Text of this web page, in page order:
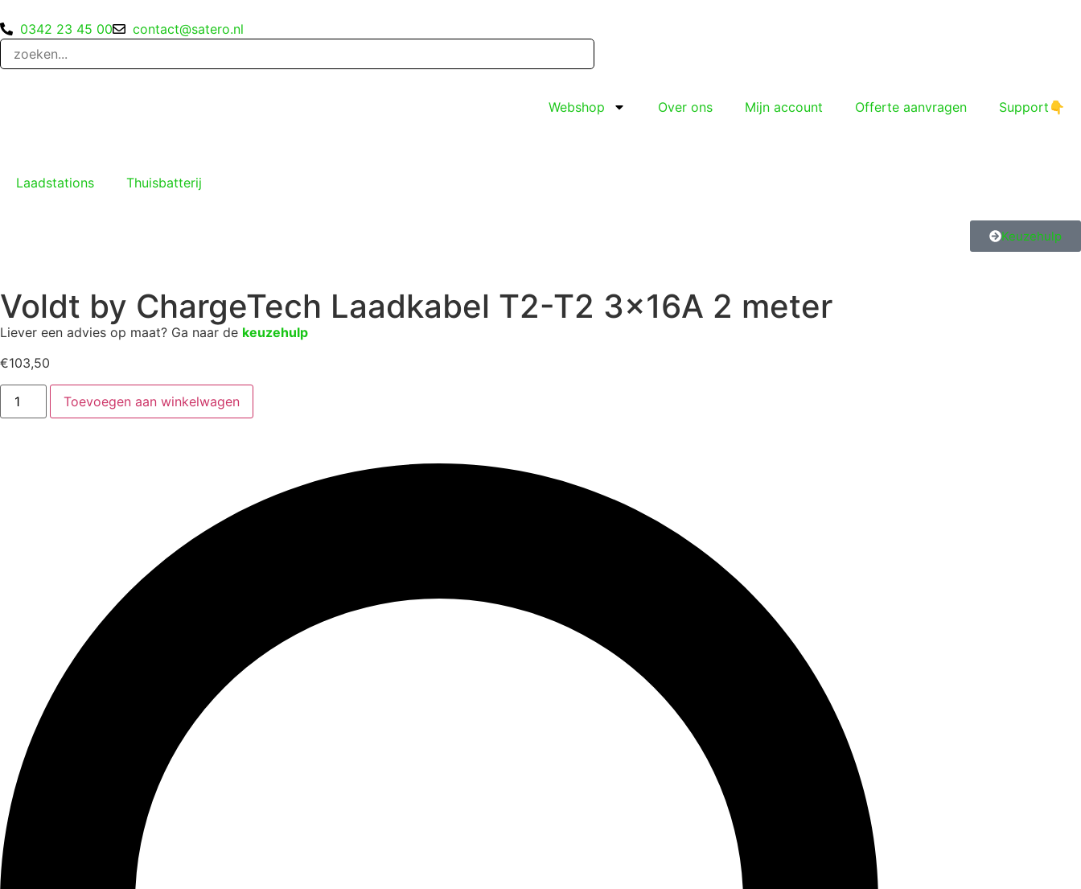
0342 23 45 00 contact@satero.nl
Webshop Over ons Mijn account Offerte aanvragen Support👇
Laadstations Thuisbatterij
Keuzehulp
Voldt by ChargeTech Laadkabel T2-T2 3x16A 2 meter
Liever een advies op maat? Ga naar de keuzehulp
€103,50
Toevoegen aan winkelwagen